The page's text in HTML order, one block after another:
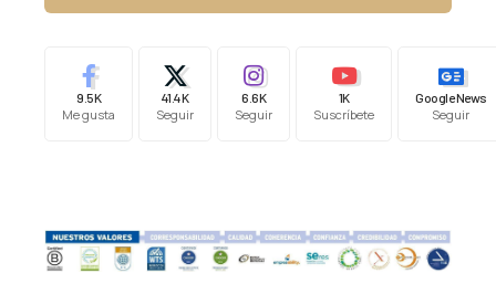
9.5K
Me gusta
41.4K
Seguir
6.6K
Seguir
1K
Suscríbete
Google News
Seguir